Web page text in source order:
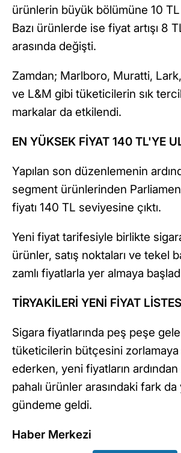
ürünlerin büyük bölümüne 10 TL
Bazı ürünlerde ise fiyat artışı 8
arasında değişti.
Zamdan; Marlboro, Muratti,
ve L&M gibi tüketicilerin sık
markalar da etkilendi.
EN YÜKSEK FİYAT 140 TL'YE
Yapılan son düzenlemenin
segment ürünlerinden
fiyatı 140 TL seviyesine çıktı.
Yeni fiyat tarifesiyle birlikte
ürünler, satış noktaları ve tekel
zamlı fiyatlarla yer almaya
TİRYAKİLERİ YENİ FİYAT
Sigara fiyatlarında peş peşe
tüketicilerin bütçesini zorlamaya
ederken, yeni fiyatların
pahalı ürünler arasındaki fark
gündeme geldi.
Haber Merkezi